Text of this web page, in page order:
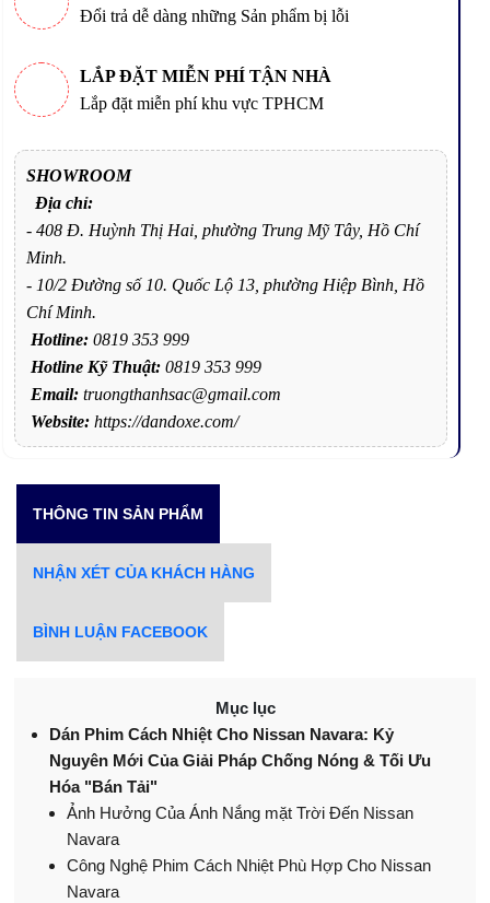
Đổi trả dễ dàng những Sản phẩm bị lỗi
LẮP ĐẶT MIỄN PHÍ TẬN NHÀ
Lắp đặt miễn phí khu vực TPHCM
SHOWROOM
Địa chỉ:
- 408 Đ. Huỳnh Thị Hai, phường Trung Mỹ Tây, Hồ Chí
Minh.
- 10/2 Đường số 10. Quốc Lộ 13, phường Hiệp Bình, Hồ
Chí Minh.
Hotline: 0819 353 999
Hotline Kỹ Thuật: 0819 353 999
Email: truongthanhsac@gmail.com
Website: https://dandoxe.com/
THÔNG TIN SẢN PHẨM
NHẬN XÉT CỦA KHÁCH HÀNG
BÌNH LUẬN FACEBOOK
Mục lục
Dán Phim Cách Nhiệt Cho Nissan Navara: Kỷ
Nguyên Mới Của Giải Pháp Chống Nóng & Tối Ưu
Hóa "Bán Tải"
Ảnh Hưởng Của Ánh Nắng mặt Trời Đến Nissan
Navara
Công Nghệ Phim Cách Nhiệt Phù Hợp Cho Nissan
Navara